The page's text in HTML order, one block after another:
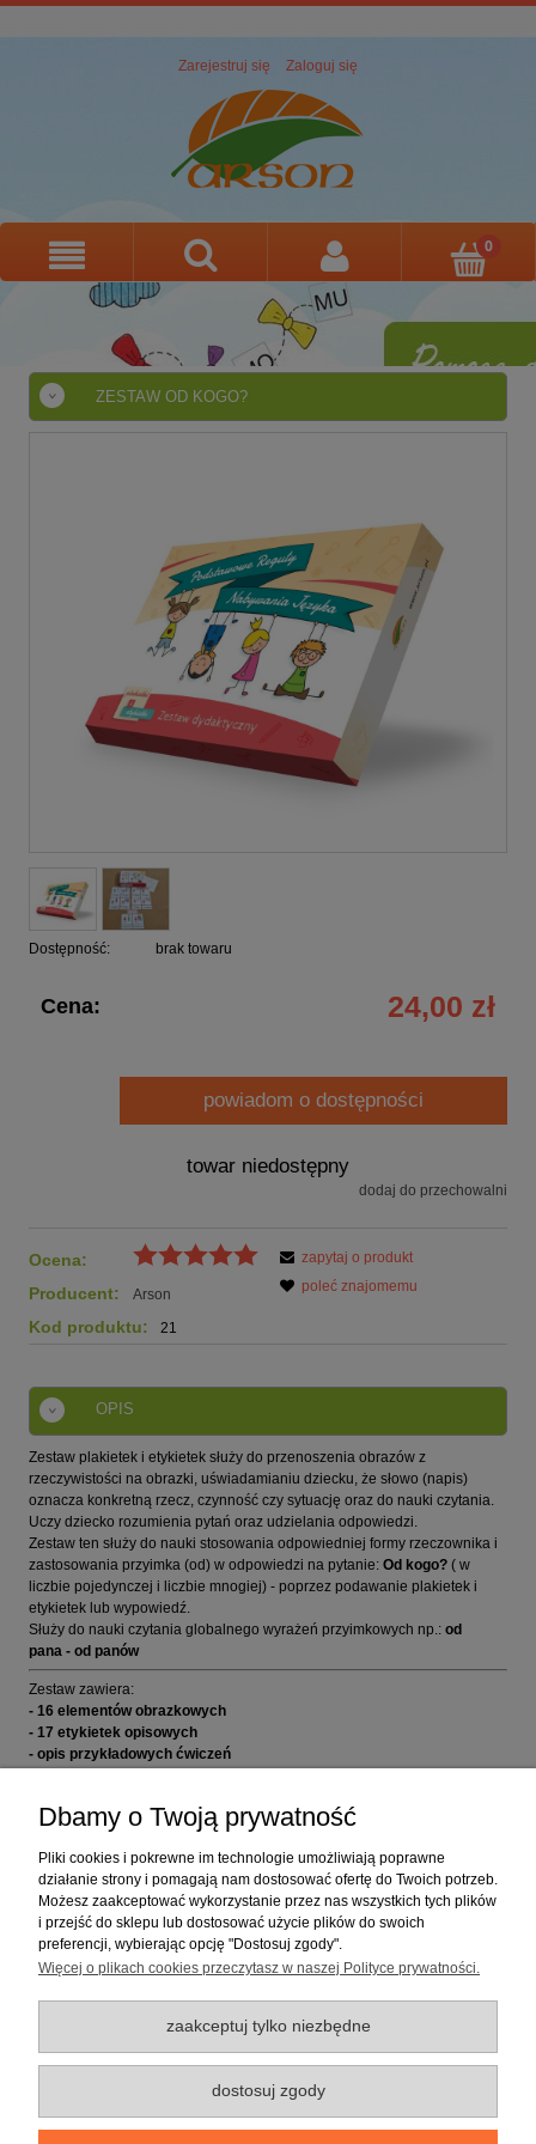
Zarejestruj się Zaloguj się
ZESTAW OD KOGO?
Dostępność: brak towaru
Cena: 24,00 zł
powiadom o dostępności
towar niedostępny
dodaj do przechowalni
Ocena:
Producent:
Arson
Kod produktu: 21
zapytaj o produkt
poleć znajomemu
OPIS
Zestaw plakietek i etykietek służy do przenoszenia obrazów z
rzeczywistości na obrazki, uświadamianiu dziecku, że słowo (napis)
oznacza konkretną rzecz, czynność czy sytuację oraz do nauki czytania.
Uczy dziecko rozumienia pytań oraz udzielania odpowiedzi.
Zestaw ten służy do nauki stosowania odpowiedniej formy rzeczownika i
zastosowania przyimka (od) w odpowiedzi na pytanie: Od kogo? ( w
liczbie pojedynczej i liczbie mnogiej) - poprzez podawanie plakietek i
etykietek lub wypowiedź.
Służy do nauki czytania globalnego wyrażeń przyimkowych np.: od
pana - od panów
Zestaw zawiera:
- 16 elementów obrazkowych
- 17 etykietek opisowych
- opis przykładowych ćwiczeń
Opakowanie: woreczek + pudełko tekturowe
Pomoc
Dostawa
Moje konto
O firmie
Dbamy o Twoją prywatność
Pliki cookies i pokrewne im technologie umożliwiają poprawne
działanie strony i pomagają nam dostosować ofertę do Twoich potrzeb.
Możesz zaakceptować wykorzystanie przez nas wszystkich tych plików
i przejść do sklepu lub dostosować użycie plików do swoich
preferencji, wybierając opcję "Dostosuj zgody".
Więcej o plikach cookies przeczytasz w naszej Polityce prywatności.
zaakceptuj tylko niezbędne
dostosuj zgody